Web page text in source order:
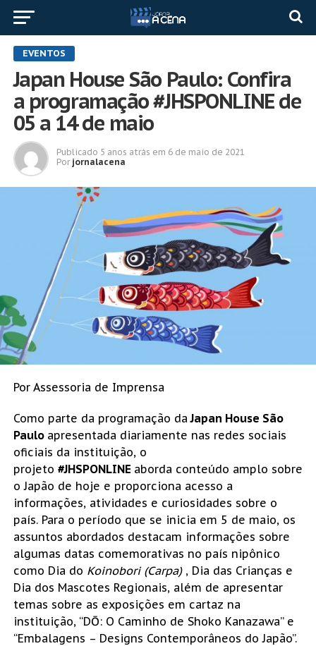
EVENTOS
Japan House São Paulo: Confira
a programação #JHSPONLINE de
05 a 14 de maio
Publicado 5 anos atrás em 6 de maio de 2021
Por jornalacena
Por Assessoria de Imprensa
Como parte da programação da Japan House São
Paulo apresentada diariamente nas redes sociais
oficiais da instituição, o
projeto #JHSPONLINE aborda conteúdo amplo sobre
o Japão de hoje e proporciona acesso a
informações, atividades e curiosidades sobre o
país. Para o período que se inicia em 5 de maio, os
assuntos abordados destacam informações sobre
algumas datas comemorativas no país nipônico
como Dia do Koinobori (Carpa) , Dia das Crianças e
Dia dos Mascotes Regionais, além de apresentar
temas sobre as exposições em cartaz na
instituição, “DŌ: O Caminho de Shoko Kanazawa” e
“Embalagens – Designs Contemporâneos do Japão”.